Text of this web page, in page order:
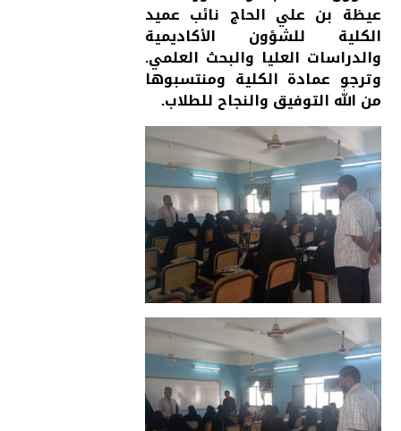
عيظة بن علي الحاج نائب عميد
الكلية للشؤون الأكاديمية
والدراسات العليا والبحث العلمي.
وترجو عمادة الكلية ومنتسبوها
من الله التوفيق والنجاح للطلاب.